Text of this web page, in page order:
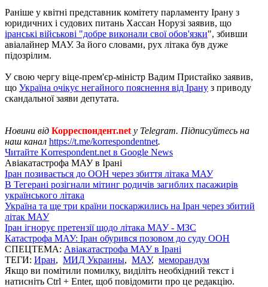
Раніше у квітні представник комітету парламенту Ірану з
юридичних і судових питань Хассан Норузі заявив, що
іранські військові "добре виконали свої обов'язки", збивши
авіалайнер МАУ. За його словами, рух літака був дуже
підозрілим.
У свою чергу віце-прем'єр-міністр Вадим Пристайко заявив,
що Україна очікує негайного пояснення від Ірану з приводу
скандальної заяви депутата.
Новини від Корреспондент.net у Telegram. Підписуйтесь на
наш канал https://t.me/korrespondentnet.
Читайте Korrespondent.net в Google News
Авіакатастрофа МАУ в Ірані
Іран позивається до ООН через збиття літака МАУ
В Тегерані розігнали мітинг родичів загиблих пасажирів
українського літака
Україна та ще три країни поскаржились на Іран через збитий
літак МАУ
Іран ігнорує претензії щодо літака МАУ - МЗС
Катастрофа МАУ: Іран обурився позовом до суду ООН
СПЕЦТЕМА: Авіакатастрофа МАУ в Ірані
ТЕГИ: Иран, МИД Украины, МАУ, меморандум
Якщо ви помітили помилку, виділіть необхідний текст і
натисніть Ctrl + Enter, щоб повідомити про це редакцію.